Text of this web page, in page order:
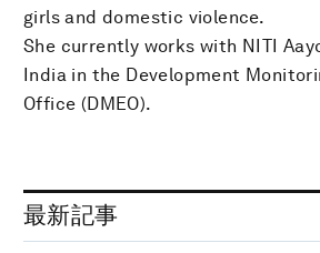
girls and domestic violence.
She currently works with NITI
India in the Development
Office (DMEO).
最新記事